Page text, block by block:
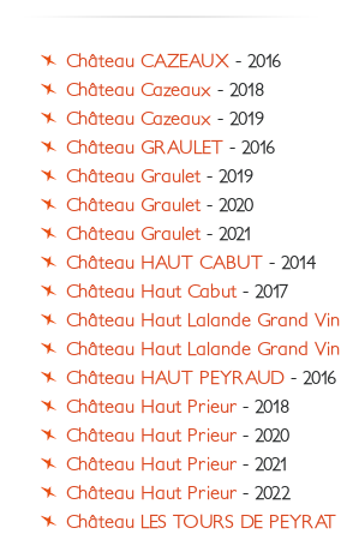
Château CAZEAUX - 2016
Château Cazeaux - 2018
Château Cazeaux - 2019
Château GRAULET - 2016
Château Graulet - 2019
Château Graulet - 2020
Château Graulet - 2021
Château HAUT CABUT - 2014
Château Haut Cabut - 2017
Château Haut Lalande Grand Vin
Château Haut Lalande Grand Vin
Château HAUT PEYRAUD - 2016
Château Haut Prieur - 2018
Château Haut Prieur - 2020
Château Haut Prieur - 2021
Château Haut Prieur - 2022
Château LES TOURS DE PEYRAT